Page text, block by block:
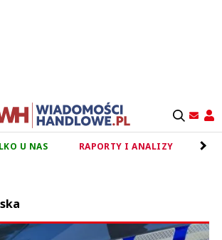
U NAS RAPORTY I ANALIZY